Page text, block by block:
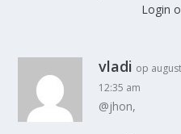
Login
vladi op
12:35 am
@jhon,